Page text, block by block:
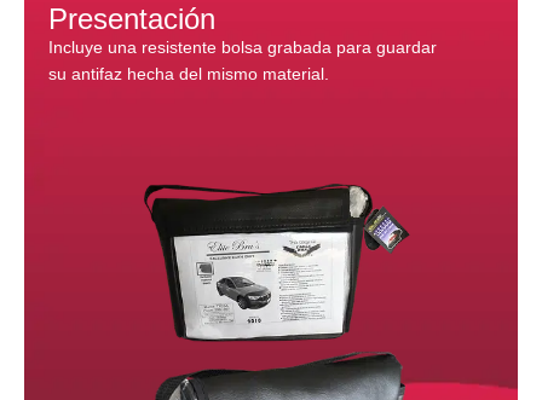
Presentación
Incluye una resistente bolsa grabada para guardar
su antifaz hecha del mismo material.